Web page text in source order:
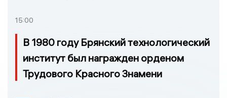
15:00
В 1980 году Брянский технологический
институт был награжден орденом
Трудового Красного Знамени